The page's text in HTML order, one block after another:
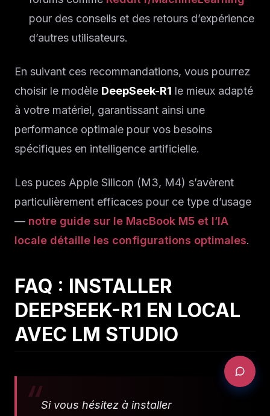
pour des conseils et des retours d’expérience
d’autres utilisateurs.
En suivant ces recommandations, vous pourrez
choisir le modèle DeepSeek-R1 le mieux adapté
à votre matériel, garantissant ainsi une
performance optimale pour vos besoins
spécifiques en intelligence artificielle.
Les puces Apple Silicon (M3, M4) s’avèrent
particulièrement efficaces pour ce type d’usage
— notre guide sur le MacBook M5 et l’IA
locale détaille les configurations optimales.
FAQ : INSTALLER
DEEPSEEK-R1 EN LOCAL
AVEC LM STUDIO
Si vous hésitez à installer